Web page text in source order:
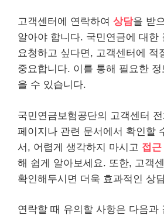
고객센터에 연락하여 상담을 받
알아야 합니다. 국민연금에 대한
요청하고 싶다면, 고객센터에 적
중요합니다. 이를 통해 필요한
을 수 있습니다.
국민연금보험공단의 고객센터
페이지나 관련 문서에서 확인할
서, 어렵게 생각하지 마시고 접
해 쉽게 알아보세요. 또한, 고객
확인해두시면 더욱 효과적인 상
연락할 때 유의할 사항은 다음과